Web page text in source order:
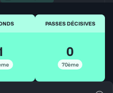
PASSES DÉCISIVES
0
70ème